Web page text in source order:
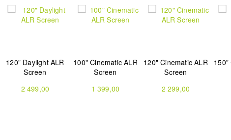
120" Daylight ALR
Screen
2 499,00
100" Cinematic ALR
Screen
1 399,00
120" Cinematic ALR
Screen
2 299,00
150"